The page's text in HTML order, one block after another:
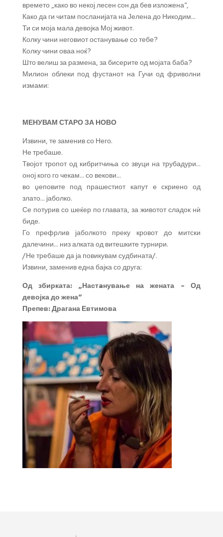
времето „како во некој лесен сон да бев изложена“,
Како да ги читам посланијата на Јелена до Никодим…
Ти си моја мала девојка Мој живот.
Колку чини неговиот останување со тебе?
Колку чини оваа ноќ?
Што велиш за размена, за бисерите од мојата баба?
Милион облеки под фустанот на Гучи од фриволни
измами:
МЕНУВАМ СТАРО ЗА НОВО
Извини, те заменив со Него.
Не требаше.
Твојот тропот од кибритчиња со звуци на трубадури…
оној кого го чекам… со векови…
во џеповите под прашестиот капут е скриено од
злато… јаболко.
Се потурив со шеќер по главата, за животот сладок нѝ
биде.
Го префрлив јаболкото преку кровот дo митски
далечини… низ алката од витешките турнири.
/Не требаше да ја повикувам судбината/.
Извини, заменив една бајка со друга:
Од збирката: „Настaнување на жената – Од
девојка до жена“
Препев: Драгана Евтимова